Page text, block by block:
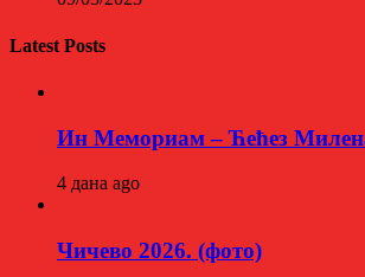
Latest Posts
Ин Мемориам – Ћећез
4 дана ago
Чичево 2026. (фото)